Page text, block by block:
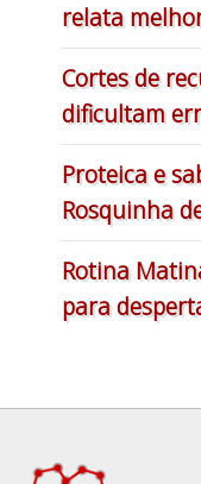
relata
Cortes de
dificultam
Proteica e
Rosquinha
Rotina
para